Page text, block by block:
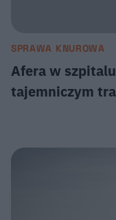
SPRAWA KNUROWA
Afera w
tajemniczym